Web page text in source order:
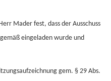
Mader fest, dass der Ausschuss
eingeladen wurde und
gem. § 29 Abs.